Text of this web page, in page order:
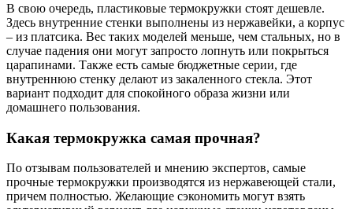
В свою очередь, пластиковые термокружки стоят дешевле.
Здесь внутренние стенки выполнены из нержавейки, а корпус
– из платсика. Вес таких моделей меньше, чем стальных, но в
случае падения они могут запросто лопнуть или покрыться
царапинами. Также есть самые бюджетные серии, где
внутреннюю стенку делают из закаленного стекла. Этот
вариант подходит для спокойного образа жизни или
домашнего пользования.
Какая термокружка самая прочная?
По отзывам пользователей и мнению экспертов, самые
прочные термокружки производятся из нержавеющей стали,
причем полностью. Желающие сэкономить могут взять